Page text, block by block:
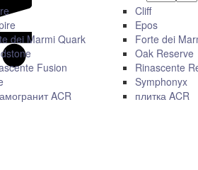
dei Marmi Quark
Fusion
ACR
Cliff
Epos
Forte dei
Oak Reserve
Rinascente
Symphonyx
плитка ACR